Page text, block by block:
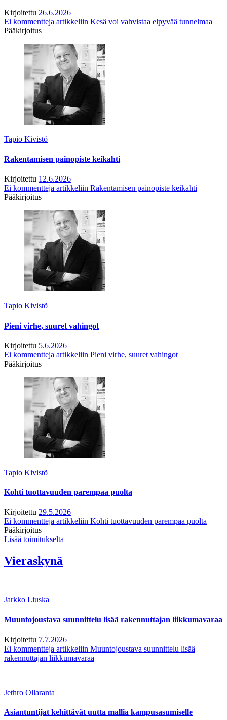
Kirjoitettu 26.6.2026
Ei kommentteja artikkeliin Kesä voi vahvistaa elpyvää tunnelmaa
Pääkirjoitus
Tapio Kivistö
Rakentamisen painopiste keikahti
Kirjoitettu 12.6.2026
Ei kommentteja artikkeliin Rakentamisen painopiste keikahti
Pääkirjoitus
Tapio Kivistö
Pieni virhe, suuret vahingot
Kirjoitettu 5.6.2026
Ei kommentteja artikkeliin Pieni virhe, suuret vahingot
Pääkirjoitus
Tapio Kivistö
Kohti tuottavuuden parempaa puolta
Kirjoitettu 29.5.2026
Ei kommentteja artikkeliin Kohti tuottavuuden parempaa puolta
Pääkirjoitus
Lisää toimitukselta
Vieraskynä
Jarkko Liuska
Muuntojoustava suunnittelu lisää rakennuttajan liikkumavaraa
Kirjoitettu 7.7.2026
Ei kommentteja artikkeliin Muuntojoustava suunnittelu lisää
rakennuttajan liikkumavaraa
Jethro Ollaranta
Asiantuntijat kehittävät uutta mallia kampusasumiselle